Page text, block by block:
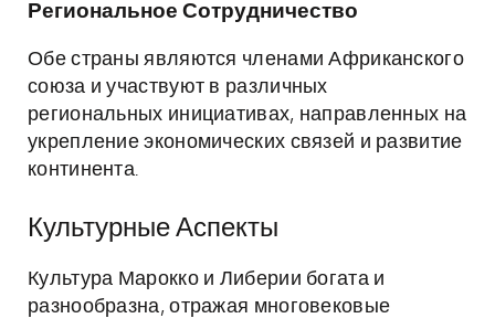
Региональное Сотрудничество
Обе страны являются членами Африканского
союза и участвуют в различных
региональных инициативах, направленных на
укрепление экономических связей и развитие
континента.
Культурные Аспекты
Культура Марокко и Либерии богата и
разнообразна, отражая многовековые